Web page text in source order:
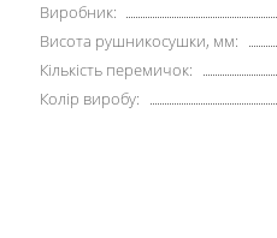
Виробник:
Висота рушникосушки, мм:
Кількість перемичок:
Колір виробу: